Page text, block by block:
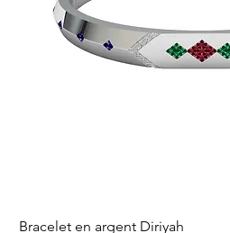
Bracelet en argent Diriyah